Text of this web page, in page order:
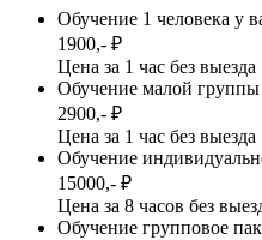
Обучение 1 человека у
1900,- ₽
Цена за 1 час без выезда
Обучение малой группы
2900,- ₽
Цена за 1 час без выезда
Обучение
15000,- ₽
Цена за 8 часов без
Обучение групповое